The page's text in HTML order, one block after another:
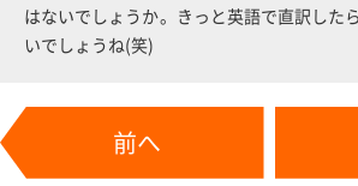
はないでしょうか。きっと英語で直訳した
いでしょうね(笑)
前へ